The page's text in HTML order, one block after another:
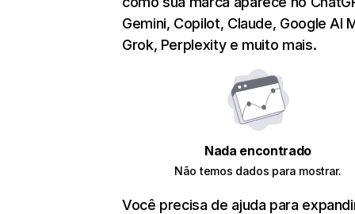
Gemini, Copilot, Claude, Google AI
Grok, Perplexity e muito mais.
Nada encontrado
Não temos dados para mostrar.
Você precisa de ajuda para